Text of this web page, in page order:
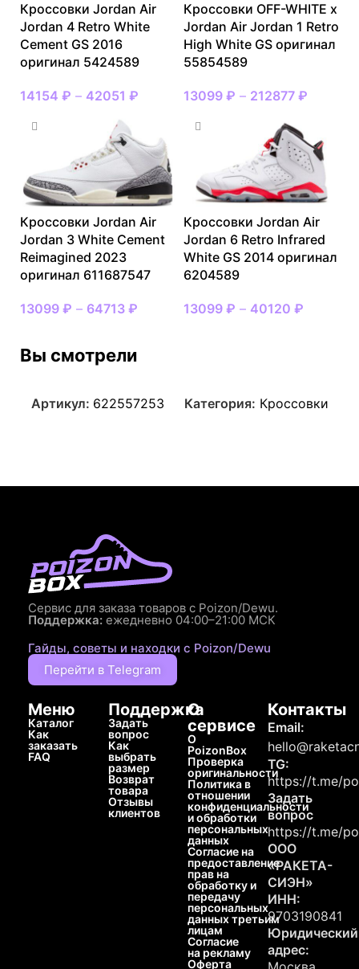
Кроссовки Jordan Air
Jordan 4 Retro White
Cement GS 2016
оригинал 5424589
14154 ₽ – 42051 ₽
Кроссовки OFF-WHITE x
Jordan Air Jordan 1 Retro
High White GS оригинал
55854589
13099 ₽ – 212877 ₽
Кроссовки Jordan Air
Jordan 3 White Cement
Reimagined 2023
оригинал 611687547
13099 ₽ – 64713 ₽
Кроссовки Jordan Air
Jordan 6 Retro Infrared
White GS 2014 оригинал
6204589
13099 ₽ – 40120 ₽
Вы смотрели
Артикул: 622557253 Категория: Кроссовки
Сервис для заказа товаров с Poizon/Dewu.
Поддержка: ежедневно 04:00–21:00 МСК
Гайды, советы и находки с Poizon/Dewu
Перейти в Telegram
Меню
Каталог
Как
заказать
FAQ
Поддержка
Задать
вопрос
Как
выбрать
размер
Возврат
товара
Отзывы
клиентов
О
сервисе
О
PoizonBox
Проверка
оригинальности
Политика в
отношении
конфиденциальности
и обработки
персональных
данных
Согласие на
предоставление
прав на
обработку и
передачу
персональных
данных третьим
лицам
Согласие
на рекламу
Оферта
Контакты
Email:
TG:
https://t.me/
Задать
вопрос
https://t.me/
ООО
«РАКЕТА-
СИЭН»
ИНН:
9703190841
Юридический
адрес: